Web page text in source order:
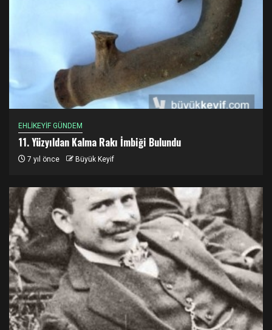
EHLİKEYİF GÜNDEM
11. Yüzyıldan Kalma Rakı İmbiği Bulundu
7 yıl önce Büyük Keyif